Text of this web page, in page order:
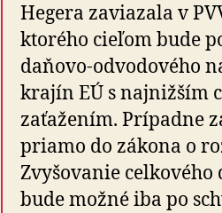
Hegera zaviazala v
ktorého cieľom bude
daňovo-odvodového
krajín EÚ s najnižším
zaťažením. Prípadne
priamo do zákona o
Zvyšovanie
bude možné iba po